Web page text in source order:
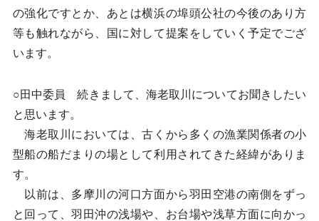
の強化ですとか、あとは横浜の埠頭公社の今後のあり方
等も触れながら、国に対して提案をしていく予定でござ
います。
○田中委員 続きまして、海老取川についてお聞きしたい
と思います。
海老取川においては、古くから多くの漁業関係者の小
型船の船だまりの場として利用されてきた経緯がありま
す。
以前は、多摩川の河口方面から羽田空港の南側をずっ
と回って、羽田沖の浅場や、お台場や浅草方面に向かっ